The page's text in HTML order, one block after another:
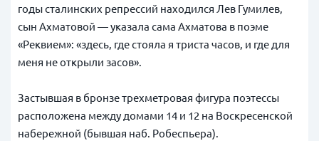
годы сталинских репрессий находился Лев Гумилев,
сын Ахматовой — указала сама Ахматова в поэме
«Реквием»: «здесь, где стояла я триста часов, и где для
меня не открыли засов».
Застывшая в бронзе трехметровая фигура поэтессы
расположена между домами 14 и 12 на Воскресенской
набережной (бывшая наб. Робеспьера).